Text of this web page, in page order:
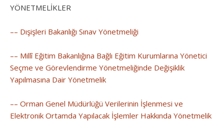
YÖNETMELİKLER
–– Dışişleri Bakanlığı Sınav Yönetmeliği
–– Millî Eğitim Bakanlığına Bağlı Eğitim Kurumlarına Yönetici
Seçme ve Görevlendirme Yönetmeliğinde Değişiklik
Yapılmasına Dair Yönetmelik
–– Orman Genel Müdürlüğü Verilerinin İşlenmesi ve
Elektronik Ortamda Yapılacak İşlemler Hakkında Yönetmelik